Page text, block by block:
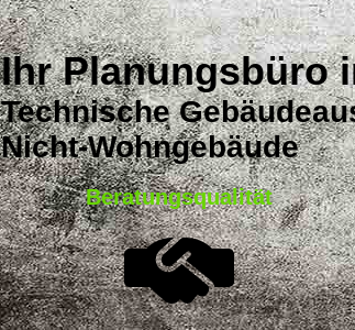
Ihr Planungsbüro
Technische
Nicht-Wohngebäude
Beratungsqualität